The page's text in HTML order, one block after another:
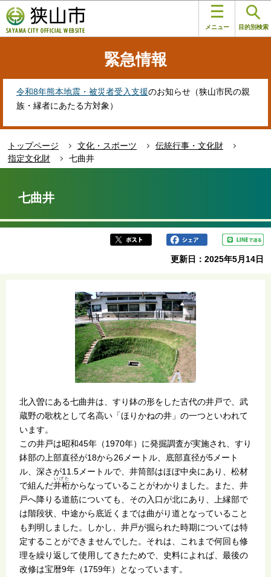
の
ペ
す
メニュー 目的別検索
緊急情報
令和8年熊本地震・被災者受入支援のお知らせ（狭山市民の親
族・縁者にあたる方対象）
トップページ 文化・スポーツ
伝統行事・文化財
指定文化財
七曲井
か
七曲井
更新日：2025年5月14日
北入曽にある七曲井は、すり鉢の形をした古代の井戸で、武
蔵野の歌枕として名高い「ほりかねの井」の一つといわれて
います。
この井戸は昭和45年（1970年）に発掘調査が実施され、すり
鉢部の上部直径が18から26メートル、底部直径が5メート
ル、深さが11.5メートルで、井筒部はほぼ中央にあり、松材
で組んだ井桁
いげた
からなっていることがわかりました。また、井
戸へ降りる道筋についても、その入口が北にあり、上縁部で
は階段状、中途から底近くまでは曲がり道となっていること
も判明しました。しかし、井戸が掘られた時期については特
定することができませんでした。それは、これまで何回も修
理を繰り返して使用してきたためで、史料によれば、最後の
改修は宝暦9年（1759年）となっています。